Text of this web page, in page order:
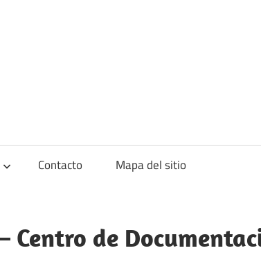
Contacto Mapa del sitio
Centro de